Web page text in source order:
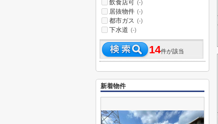
飲食店可 (-)
居抜物件 (-)
都市ガス (-)
下水道 (-)
14件が該当
新着物件